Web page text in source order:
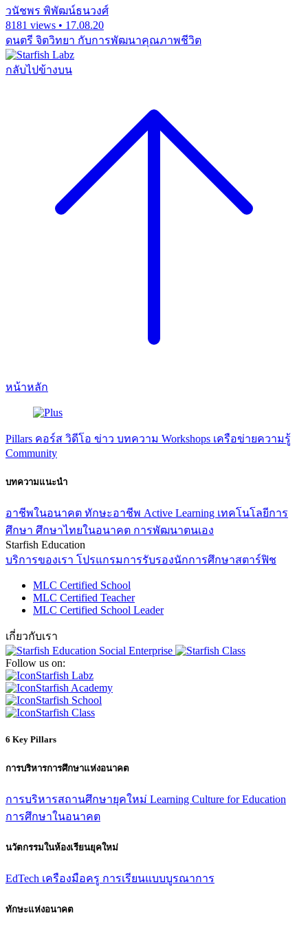
วนัชพร พิพัฒน์ธนวงศ์
8181 views • 17.08.20
ดนตรี จิตวิทยา กับการพัฒนาคุณภาพชีวิต
กลับไปข้างบน
หน้าหลัก
Pillars คอร์ส วิดีโอ ข่าว บทความ Workshops เครือข่ายความรู้
Community
บทความแนะนำ
อาชีพในอนาคต ทักษะอาชีพ Active Learning เทคโนโลยีการ
ศึกษา ศึกษาไทยในอนาคต การพัฒนาตนเอง
Starfish Education
บริการของเรา โปรแกรมการรับรองนักการศึกษาสตาร์ฟิช
MLC Certified School
MLC Certified Teacher
MLC Certified School Leader
เกี่ยวกับเรา
Follow us on:
Starfish Labz
Starfish Academy
Starfish School
Starfish Class
6 Key Pillars
การบริหารการศึกษาแห่งอนาคต
การบริหารสถานศึกษายุคใหม่ Learning Culture for Education
การศึกษาในอนาคต
นวัตกรรมในห้องเรียนยุคใหม่
EdTech เครืองมือครู การเรียนแบบบูรณาการ
ทักษะแห่งอนาคต